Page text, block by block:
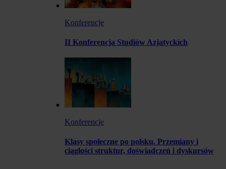
Konferencje
II Konferencja Studiów Azjatyckich
Konferencje
Klasy społeczne po polsku. Przemiany i
ciągłości struktur, doświadczeń i dyskursów